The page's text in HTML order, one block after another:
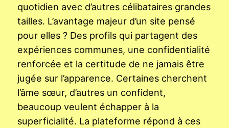
quotidien avec d’autres célibataires grandes
tailles. L’avantage majeur d’un site pensé
pour elles ? Des profils qui partagent des
expériences communes, une confidentialité
renforcée et la certitude de ne jamais être
jugée sur l’apparence. Certaines cherchent
l’âme sœur, d’autres un confident,
beaucoup veulent échapper à la
superficialité. La plateforme répond à ces